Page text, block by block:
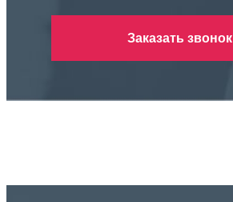
Заказать звонок